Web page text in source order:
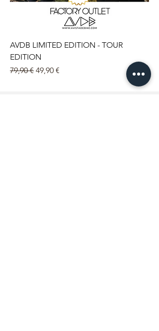
AVDB LIMITED EDITION - TOUR
EDITION
Precio
79,90 € Precio de oferta
49,90 €